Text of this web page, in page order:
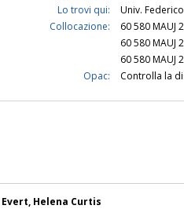
Lo trovi qui:
Univ.
Collocazione:
60 580 MAUJ
60 580 MAUJ
60 580 MAUJ
Opac:
Controlla la
Helena Curtis